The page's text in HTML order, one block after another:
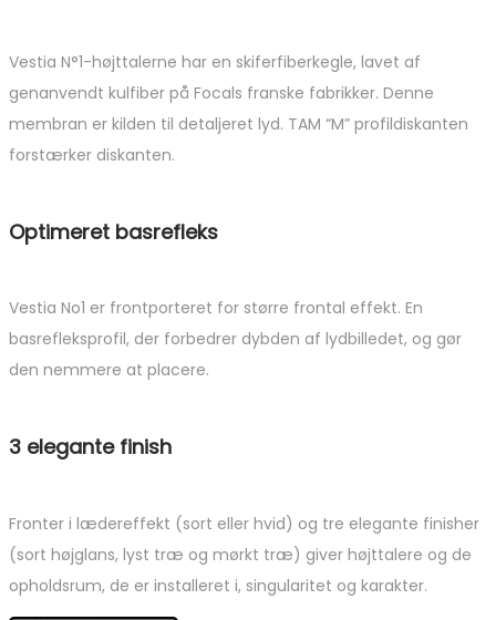
Vestia N°1-højttalerne har en skiferfiberkegle, lavet af
genanvendt kulfiber på Focals franske fabrikker. Denne
membran er kilden til detaljeret lyd. TAM “M” profildiskanten
forstærker diskanten.
Optimeret basrefleks
Vestia No1 er frontporteret for større frontal effekt. En
basrefleksprofil, der forbedrer dybden af ​​lydbilledet, og gør
den nemmere at placere.
3 elegante finish
Fronter i lædereffekt (sort eller hvid) og tre elegante finisher
(sort højglans, lyst træ og mørkt træ) giver højttalere og de
opholdsrum, de er installeret i, singularitet og karakter.